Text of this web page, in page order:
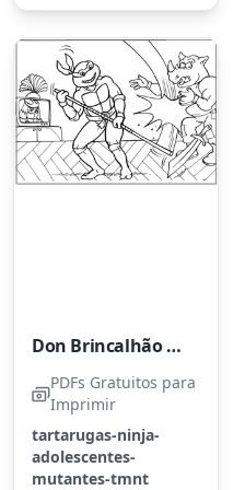
Don Brincalhão Derrota Rocksteady
PDFs Gratuitos para
Imprimir
tartarugas-ninja-
adolescentes-
mutantes-tmnt